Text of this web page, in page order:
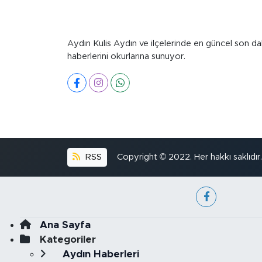
Aydın Kulis Aydın ve ilçelerinde en güncel son
haberlerini okurlarına sunuyor.
RSS Copyright © 2022. Her hakkı saklıdır.
Ana Sayfa
Kategoriler
Aydın Haberleri